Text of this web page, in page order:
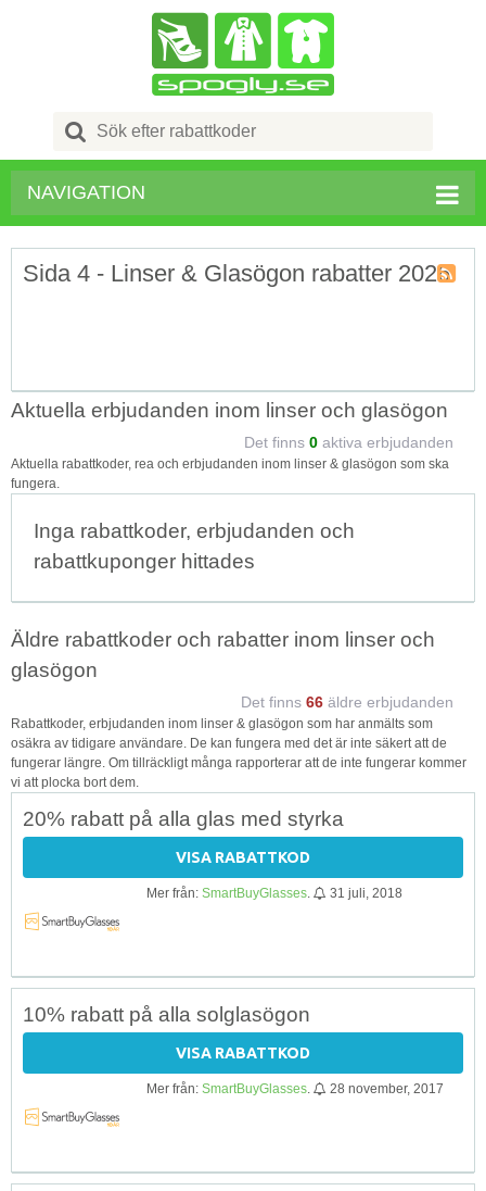
Search
for:
NAVIGATION
Sida 4 - Linser & Glasögon rabatter 2026
Aktuella erbjudanden inom linser och glasögon
Det finns 0 aktiva erbjudanden
Aktuella rabattkoder, rea och erbjudanden inom linser & glasögon som ska
fungera.
Inga rabattkoder, erbjudanden och
rabattkuponger hittades
Äldre rabattkoder och rabatter inom linser och
glasögon
Det finns 66 äldre erbjudanden
Rabattkoder, erbjudanden inom linser & glasögon som har anmälts som
osäkra av tidigare användare. De kan fungera med det är inte säkert att de
fungerar längre. Om tillräckligt många rapporterar att de inte fungerar kommer
vi att plocka bort dem.
20% rabatt på alla glas med styrka
VISA RABATTKOD
Mer från: SmartBuyGlasses 31 juli, 2018
10% rabatt på alla solglasögon
VISA RABATTKOD
Mer från: SmartBuyGlasses 28 november, 2017